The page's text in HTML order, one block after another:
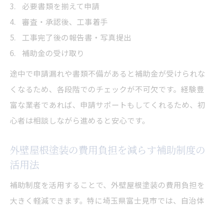
必要書類を揃えて申請
審査・承認後、工事着手
工事完了後の報告書・写真提出
補助金の受け取り
途中で申請漏れや書類不備があると補助金が受けられな
くなるため、各段階でのチェックが不可欠です。経験豊
富な業者であれば、申請サポートもしてくれるため、初
心者は相談しながら進めると安心です。
外壁屋根塗装の費用負担を減らす補助制度の
活用法
補助制度を活用することで、外壁屋根塗装の費用負担を
大きく軽減できます。特に埼玉県富士見市では、自治体